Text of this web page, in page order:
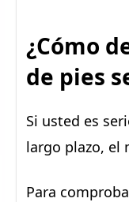
¿Cómo
de pies
Si usted es
largo plazo, el
Para